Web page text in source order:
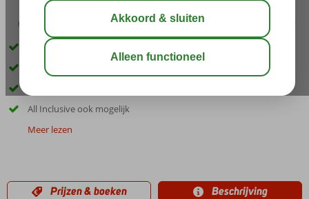
03:30
Op ca. 100 meter van Chersonissos
Prachtig uitzicht over de zee
All Inclusive ook mogelijk
Meer lezen
Prijzen & boeken Beschrijving